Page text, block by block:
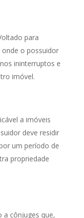
para
onde o possuidor
ininterruptos e
imóvel.
a imóveis
deve residir
um período de
propriedade
a cônjuges que,